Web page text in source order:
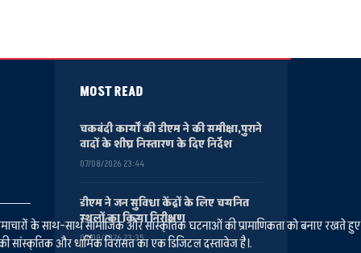
के साथ-साथ सामाजिक और सांस्कृतिक घटनाओं की प्रामाणिकता को बनाए रखते हुए
और धार्मिक विरासत का एक डिजिटल दस्तावेज है।.
MOST READ
चकबंदी कार्यों की डीएम ने की समीक्षा,पुराने
वादों के शीघ्र निस्तारण के दिए निर्देश
07/08/2026 23:44
डीएम ने जन सुविधा केंद्रों के लिए चयनित
स्थलों का किया निरीक्षण
07/08/2026 23:35